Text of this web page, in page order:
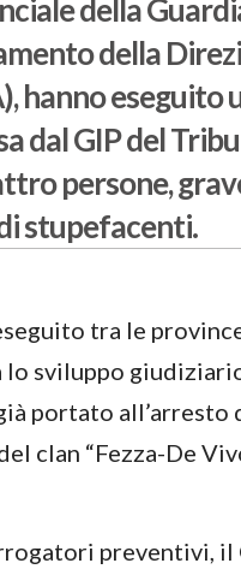
della
della
hanno eseguito
dal GIP del
persone,
stupefacenti.
tra le
lo sviluppo
portato
clan “Fezza-De
preventivi, il